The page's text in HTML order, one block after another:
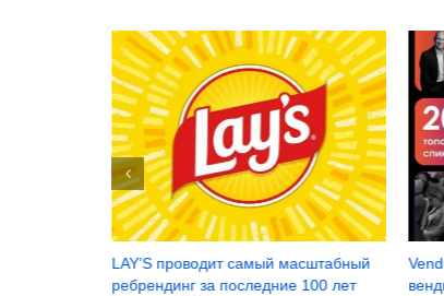
LAY’S проводит самый масштабный
ребрендинг за последние 100 лет